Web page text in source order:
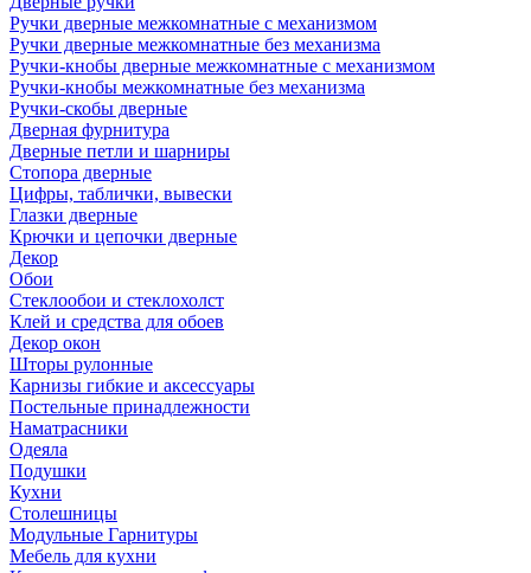
Ручки дверные межкомнатные с механизмом
Ручки дверные межкомнатные без механизма
Ручки-кнобы дверные межкомнатные с механизмом
Ручки-кнобы межкомнатные без механизма
Ручки-скобы дверные
Дверная фурнитура
Дверные петли и шарниры
Стопора дверные
Цифры, таблички, вывески
Глазки дверные
Крючки и цепочки дверные
Декор
Обои
Стеклообои и стеклохолст
Клей и средства для обоев
Декор окон
Шторы рулонные
Карнизы гибкие и аксессуары
Постельные принадлежности
Наматрасники
Одеяла
Подушки
Кухни
Столешницы
Модульные Гарнитуры
Мебель для кухни